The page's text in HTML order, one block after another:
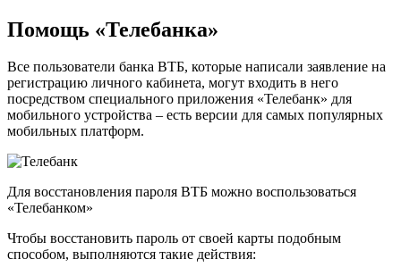
Помощь «Телебанка»
Все пользователи банка ВТБ, которые написали заявление на
регистрацию личного кабинета, могут входить в него
посредством специального приложения «Телебанк» для
мобильного устройства – есть версии для самых популярных
мобильных платформ.
Для восстановления пароля ВТБ можно воспользоваться
«Телебанком»
Чтобы восстановить пароль от своей карты подобным
способом, выполняются такие действия: